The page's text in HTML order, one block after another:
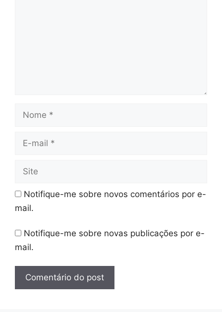
Nome
Site
Notifique-me sobre novos comentários por e-
mail.
Notifique-me sobre novas publicações por e-
mail.